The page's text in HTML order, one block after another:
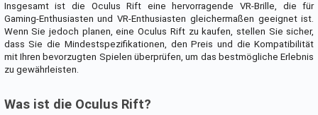
Insgesamt ist die Oculus Rift eine hervorragende VR-Brille, die für
Gaming-Enthusiasten und VR-Enthusiasten gleichermaßen geeignet ist.
Wenn Sie jedoch planen, eine Oculus Rift zu kaufen, stellen Sie sicher,
dass Sie die Mindestspezifikationen, den Preis und die Kompatibilität
mit Ihren bevorzugten Spielen überprüfen, um das bestmögliche Erlebnis
zu gewährleisten.
Was ist die Oculus Rift?